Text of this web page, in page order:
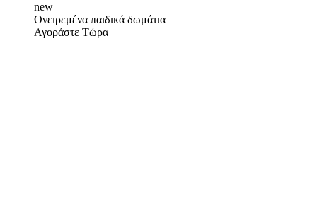
new
Ονειρεμένα παιδικά δωμάτια
Αγοράστε Τώρα